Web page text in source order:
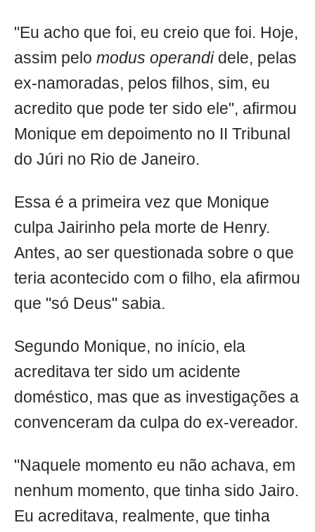
"Eu acho que foi, eu creio que foi. Hoje,
assim pelo modus operandi dele, pelas
ex-namoradas, pelos filhos, sim, eu
acredito que pode ter sido ele", afirmou
Monique em depoimento no II Tribunal
do Júri no Rio de Janeiro.
Essa é a primeira vez que Monique
culpa Jairinho pela morte de Henry.
Antes, ao ser questionada sobre o que
teria acontecido com o filho, ela afirmou
que "só Deus" sabia.
Segundo Monique, no início, ela
acreditava ter sido um acidente
doméstico, mas que as investigações a
convenceram da culpa do ex-vereador.
"Naquele momento eu não achava, em
nenhum momento, que tinha sido Jairo.
Eu acreditava, realmente, que tinha